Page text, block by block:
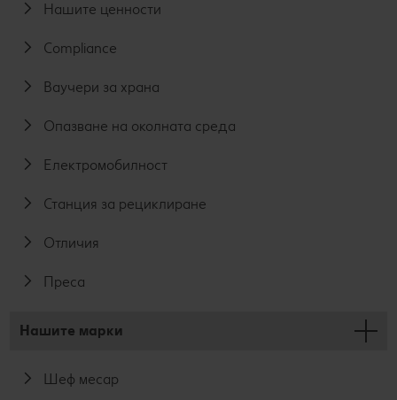
Нашите ценности
Compliance
Ваучери за храна
Опазване на околната среда
Електромобилност
Станция за рециклиране
Отличия
Преса
Нашите марки
Шеф месар